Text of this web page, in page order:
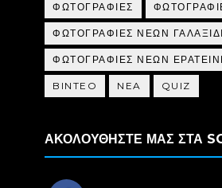
ΦΩΤΟΓΡΑΦΙΕΣ
ΦΩΤΟΓΡΑΦΙΕΣ ΝΕΩΝ
ΦΩΤΟΓΡΑΦΙΕΣ ΝΕΩΝ
BINTEO NEA QUIZ
ΑΚΟΛΟΥΘΗΣΤΕ ΜΑΣ ΣΤΑ